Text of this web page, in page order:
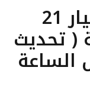
ما هو سعر الذهب عيار 21
( تحديث
الساعة